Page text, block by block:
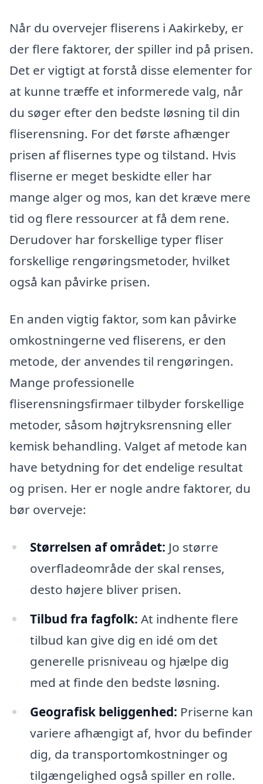
Når du overvejer fliserens i Aakirkeby, er
der flere faktorer, der spiller ind på prisen.
Det er vigtigt at forstå disse elementer for
at kunne træffe et informerede valg, når
du søger efter den bedste løsning til din
fliserensning. For det første afhænger
prisen af flisernes type og tilstand. Hvis
fliserne er meget beskidte eller har
mange alger og mos, kan det kræve mere
tid og flere ressourcer at få dem rene.
Derudover har forskellige typer fliser
forskellige rengøringsmetoder, hvilket
også kan påvirke prisen.
En anden vigtig faktor, som kan påvirke
omkostningerne ved fliserens, er den
metode, der anvendes til rengøringen.
Mange professionelle
fliserensningsfirmaer tilbyder forskellige
metoder, såsom højtryksrensning eller
kemisk behandling. Valget af metode kan
have betydning for det endelige resultat
og prisen. Her er nogle andre faktorer, du
bør overveje:
Størrelsen af området: Jo større
overfladeområde der skal renses,
desto højere bliver prisen.
Tilbud fra fagfolk: At indhente flere
tilbud kan give dig en idé om det
generelle prisniveau og hjælpe dig
med at finde den bedste løsning.
Geografisk beliggenhed: Priserne kan
variere afhængigt af, hvor du befinder
dig, da transportomkostninger og
tilgængelighed også spiller en rolle.